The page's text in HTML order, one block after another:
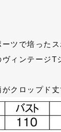
ツで培った
ィンテージT
クロップド丈